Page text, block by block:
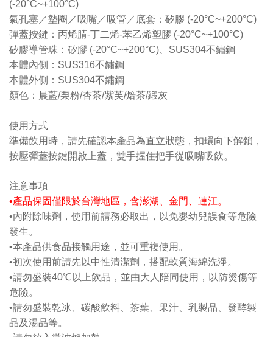
(-20°C~+100°C)
氣孔塞／墊圈／吸嘴／吸管／底套：矽膠 (-20°C~+200°C)
彈蓋按鍵：丙烯腈-丁二烯-苯乙烯塑膠 (-20°C~+100°C)
矽膠導管珠：矽膠 (-20°C~+200°C)、SUS304不鏽鋼
本體內側：SUS316不鏽鋼
本體外側：SUS304不鏽鋼
顏色：晨藍/栗粉/杏茶/紫芙/焙茶/緞灰
使用方式
準備飲用時，請先確認本產品為直立狀態，扣環向下解鎖，
按壓彈蓋按鍵開啟上蓋，雙手握住把手從吸嘴吸飲。
注意事項
•產品保固僅限於台灣地區，含澎湖、金門、連江。
•內附除味劑，使用前請務必取出，以免嬰幼兒誤食等危險
發生。
•本產品供食品接觸用途，並可重複使用。
•初次使用前請先以中性清潔劑，搭配軟質海綿洗淨。
•請勿盛裝40℃以上飲品，並由大人陪同使用，以防燙傷等
危險。
•請勿盛裝乾冰、碳酸飲料、茶葉、果汁、乳製品、發酵製
品及湯品等。